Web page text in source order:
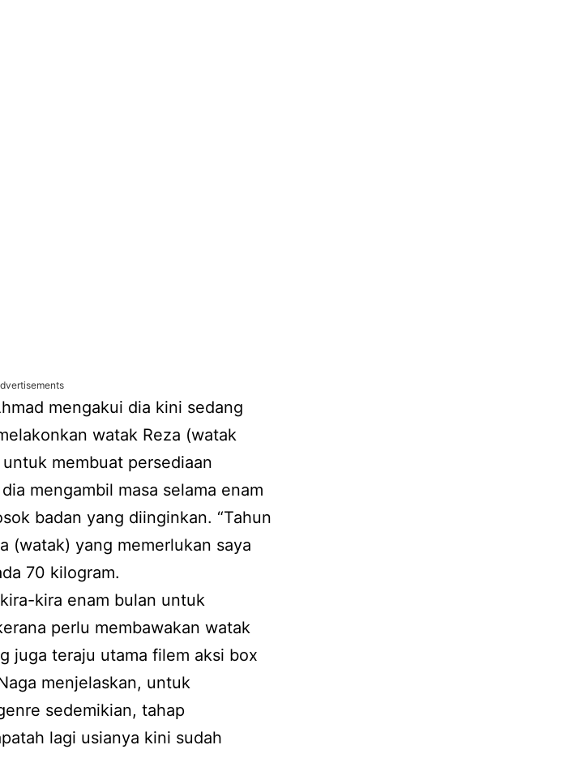
mengakui dia kini sedang
watak Reza (watak
membuat persediaan
mengambil masa selama enam
badan yang diinginkan. “Tahun
(watak) yang memerlukan saya
70 kilogram.
kira enam bulan untuk
perlu membawakan watak
juga teraju utama filem aksi box
menjelaskan, untuk
sedemikian, tahap
lagi usianya kini sudah